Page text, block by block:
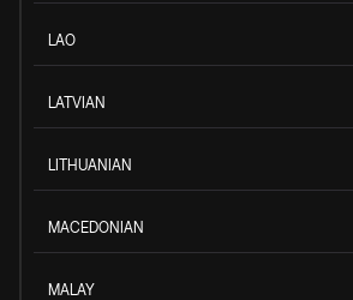
LAO
LATVIAN
LITHUANIAN
MACEDONIAN
MALAY